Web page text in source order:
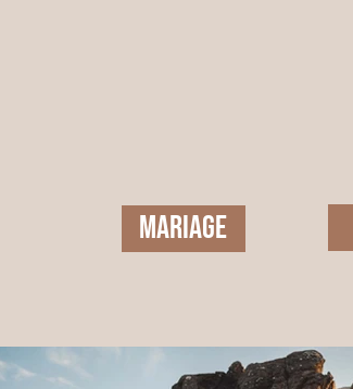
MARIAGE